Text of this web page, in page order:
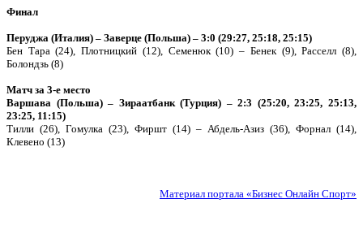
Финал
Перуджа (Италия) – Заверце (Польша) – 3:0 (29:27, 25:18, 25:15)
Бен Тара (24), Плотницкий (12), Семенюк (10) – Бенек (9), Расселл (8),
Болондзь (8)
Матч за 3-е место
Варшава (Польша) – Зираатбанк (Турция) – 2:3 (25:20, 23:25, 25:13,
23:25, 11:15)
Тилли (26), Гомулка (23), Фиршт (14) – Абдель-Азиз (36), Форнал (14),
Клевено (13)
Материал портала «Бизнес Онлайн Спорт»